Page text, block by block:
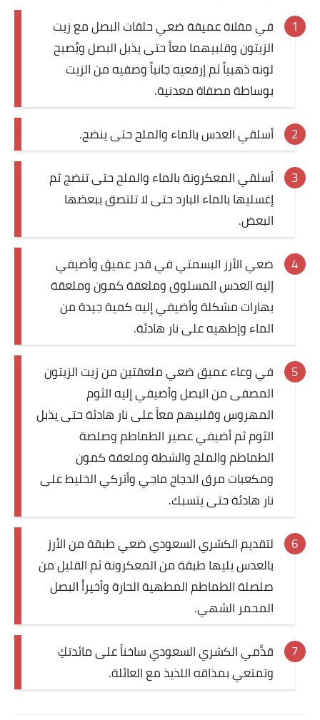
حلويات العيد
مواضيع ست البيت
قصص مطبخ مصورة
كُتب وصفات مجاني
الطهاة العرب
مقالات
مسابقة المجلة
نصائح وفوائد
نصيحة اليوم
في مقلاة عميقة ضعي حلقات البصل مع زيت
الزيتون وقلبيهما معاً حتى يذبل البصل ويُصبح
لونه ذهبياً ثم إرفعيه جانباً وصفيه من الزيت
بوساطة مصفاة معدنية.
أسلقي العدس بالماء والملح حتى ينضج.
أسلقي المعكرونة بالماء والملح حتى تنضج ثم
إغسليها بالماء البارد حتى لا تلتصق ببعضها
البعض.
ضعي الأرز البسمتي في قدر عميق وأضيفي
إليه العدس المسلوق وملعقة كمون وملعقة
بهارات مشكلة وأضيفي إليه كمية جيدة من
الماء وإطهيه على نار هادئة.
في وعاء عميق ضعي ملعقتين من زيت الزيتون
المصفى من البصل وأضيفي إليه الثوم
المهروس وقلبيهم معاً على نار هادئة حتى يذبل
الثوم ثم أضيفي عصير الطماطم وصلصة
الطماطم والملح والشطة وملعقة كمون
ومكعبات مرق الدجاج ماجي وأتركي الخليط على
نار هادئة حتى يتسبك.
لتقديم الكشري السعودي ضعي طبقة من الأرز
بالعدس يليها طبقة من المعكرونة ثم القليل من
صلصلة الطماطم المطهية الحارة وأخيراُ البصل
المحمر الشهي.
قدِّمي الكشري السعودي ساخناً على مائدتكِ
وتمتعي بمذاقه اللذيذ مع العائلة.